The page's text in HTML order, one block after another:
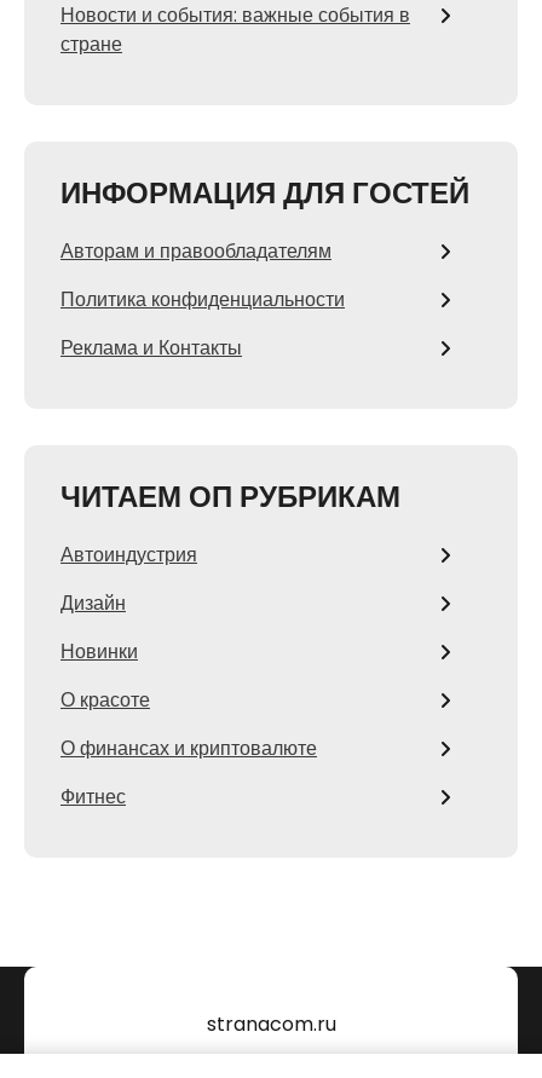
Новости и события: важные события в
стране
ИНФОРМАЦИЯ ДЛЯ ГОСТЕЙ
Авторам и правообладателям
Политика конфиденциальности
Реклама и Контакты
ЧИТАЕМ ОП РУБРИКАМ
Автоиндустрия
Дизайн
Новинки
О красоте
О финансах и криптовалюте
Фитнес
stranacom.ru